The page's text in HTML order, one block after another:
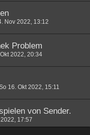
Nov 2022, 13:12
Problem
2022, 20:34
16. Okt 2022, 15:11
von Sender.
17:57